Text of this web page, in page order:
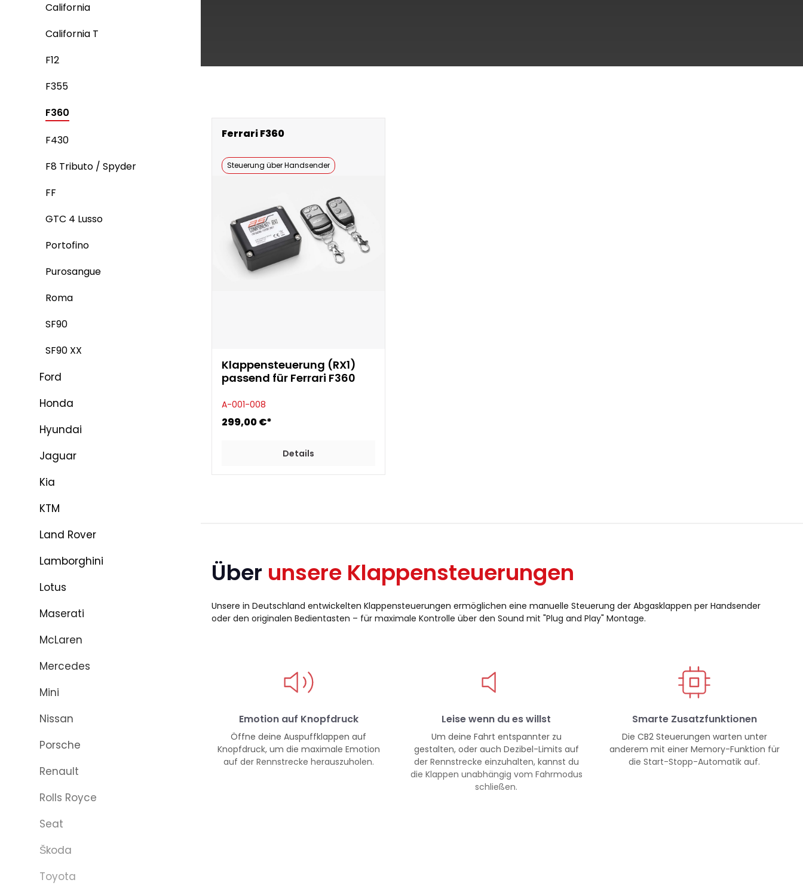
California
California T
F12
F355
F360
F430
F8 Tributo / Spyder
FF
GTC 4 Lusso
Portofino
Purosangue
Roma
SF90
SF90 XX
Ford
Honda
Hyundai
Jaguar
Kia
KTM
Land Rover
Lamborghini
Lotus
Maserati
McLaren
Mercedes
Mini
Nissan
Porsche
Renault
Rolls Royce
Seat
Škoda
Toyota
Klappensteuerung (RX1)
passend für Ferrari F360
A-001-008
Ferrari F360
Steuerung über Handsender
299,00 €*
Details
Über unsere Klappensteuerungen
Unsere in Deutschland entwickelten Klappensteuerungen ermöglichen eine manuelle Steuerung der Abgasklappen per Handsender
oder den originalen Bedientasten – für maximale Kontrolle über den Sound mit "Plug and Play" Montage.
Emotion auf Knopfdruck
Öffne deine Auspuffklappen auf
Knopfdruck, um die maximale Emotion
auf der Rennstrecke herauszuholen.
Leise wenn du es willst
Um deine Fahrt entspannter zu
gestalten, oder auch Dezibel-Limits auf
der Rennstrecke einzuhalten, kannst du
die Klappen unabhängig vom Fahrmodus
schließen.
Smarte Zusatzfunktionen
Die CB2 Steuerungen warten unter
anderem mit einer Memory-Funktion für
die Start-Stopp-Automatik auf.